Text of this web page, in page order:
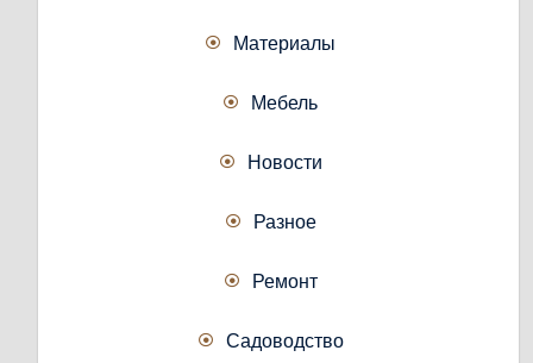
Материалы
Мебель
Новости
Разное
Ремонт
Садоводство